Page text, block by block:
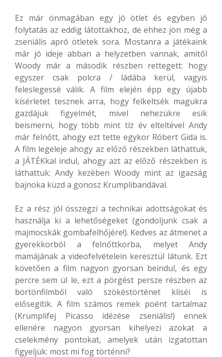
Ez már önmagában egy jó ötlet és egyben jó
folytatás az eddig látottakhoz, de ehhez jön még a
zseniális apró ötletek sora. Mostanra a játékaink
már jó ideje abban a helyzetben vannak, amitől
Woody már a második részben rettegett: hogy
egyszer csak polcra / ládába kerül, vagyis
feleslegessé válik. A film elején épp egy újabb
kísérletet tesznek arra, hogy felkeltsék magukra
gazdájuk figyelmét, mivel nehezükre esik
beismerni, hogy több mint tíz év elteltével Andy
már felnőtt, ahogy ezt tette egykor Róbert Gida is.
A film legeleje ahogy az előző részekben láthattuk,
a JÁTÉKkal indul, ahogy azt az előző részekben is
láthattuk: Andy kezében Woody mint az igazság
bajnoka küzd a gonosz Krumplibandával.
Ez a rész jól összegzi a technikai adottságokat és
használja ki a lehetőségeket (gondoljunk csak a
majmocskák gombafelhőjére!). Kedves az átmenet a
gyerekkorból a felnőttkorba, melyet Andy
mamájának a videofelvételein keresztül látunk. Ezt
követően a film nagyon gyorsan beindul, és egy
percre sem ül le, ezt a pörgést persze részben az
börtönfilmből való szökéstörténet kliséi is
elősegítik. A film számos remek poént tartalmaz
(Krumplifej Picasso idézése zseniális!) ennek
ellenére nagyon gyorsan kihelyezi azokat a
cselekmény pontokat, amelyek után izgatottan
figyeljük: most mi fog történni?